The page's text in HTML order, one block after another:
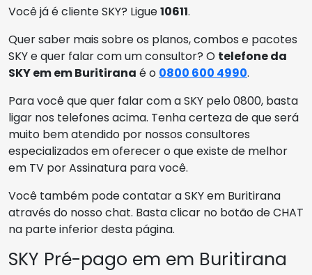
Você já é cliente SKY? Ligue10611.
Quer saber mais sobre os planos, combos e pacotes
SKY e quer falar com um consultor? O telefone da
SKY em em Buritirana é o 0800 600 4990.
Para você que quer falar com a SKY pelo 0800, basta
ligar nos telefones acima. Tenha certeza de que será
muito bem atendido por nossos consultores
especializados em oferecer o que existe de melhor
em TV por Assinatura para você.
Você também pode contatar a SKY em Buritirana
através do nosso chat. Basta clicar no botão de CHAT
na parte inferior desta página.
SKY Pré-pago em em Buritirana